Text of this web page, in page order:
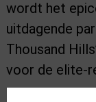
wordt het
uitdagende
Thousand
voor de elite-